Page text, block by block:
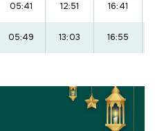
05:41 12:51 16:41
05:49 13:03 16:55